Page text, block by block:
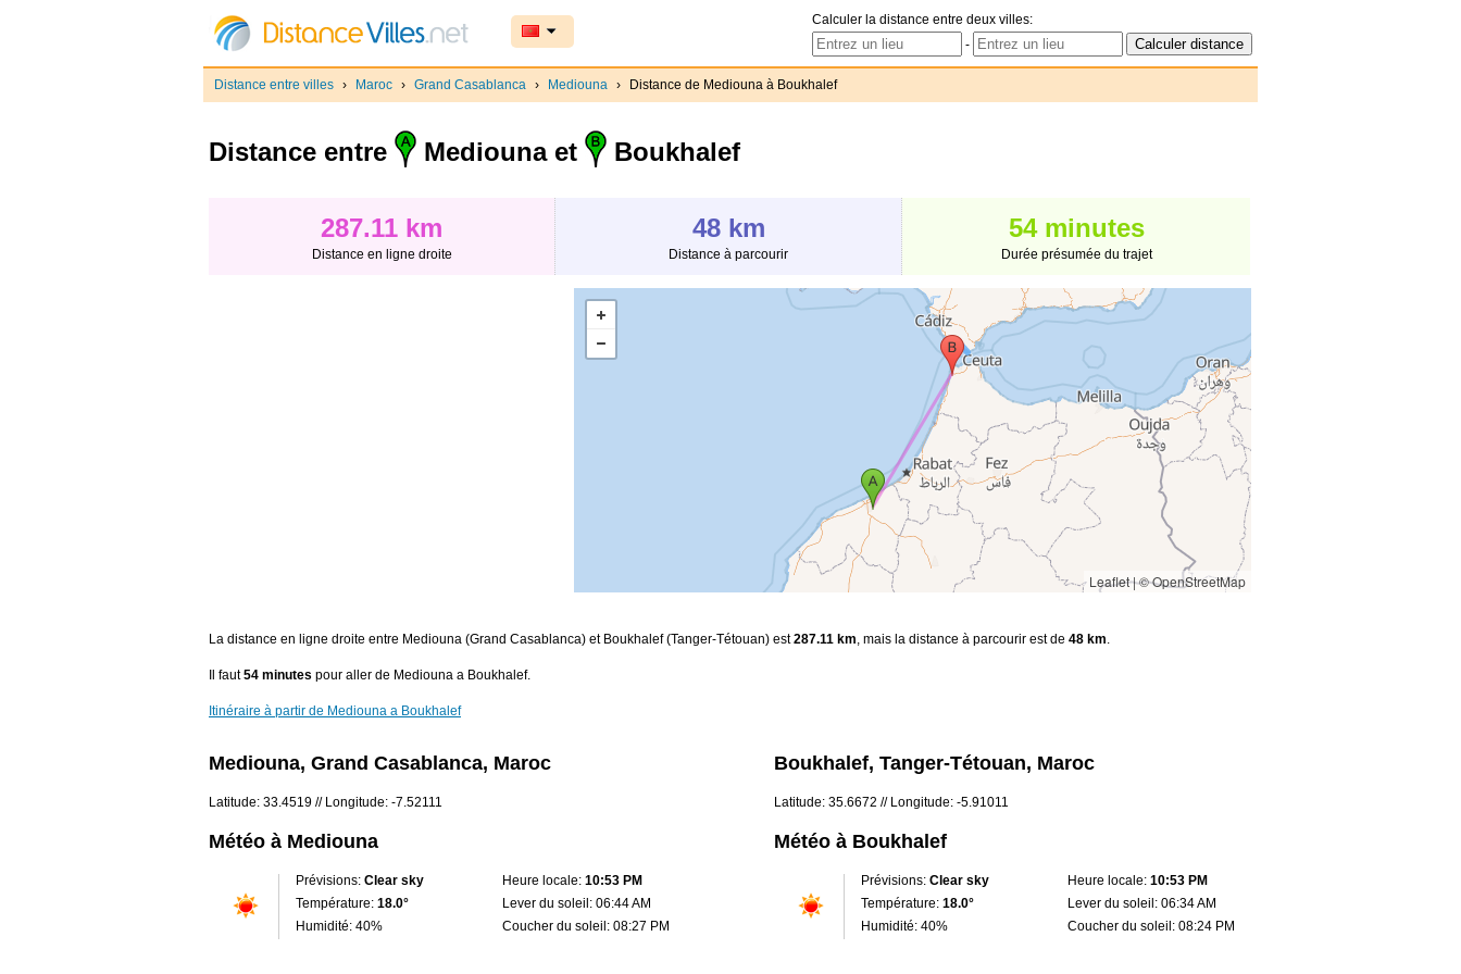
Calculer la distance entre deux villes:
-
Distance entre villes › Maroc › Grand Casablanca › Mediouna › Distance de Mediouna à Boukhalef
Distance entre Mediouna et Boukhalef
287.11 km
Distance en ligne droite
48 km
Distance à parcourir
54 minutes
Durée présumée du trajet
Leaflet|© OpenStreetMap
La distance en ligne droite entre Mediouna (Grand Casablanca) et Boukhalef (Tanger-Tétouan) est287.11 km, mais la distance à parcourir est de 48 km.
Il faut54 minutes pour aller de Mediouna a Boukhalef.
Itinéraire à partir de Mediouna a Boukhalef
Mediouna, Grand Casablanca, Maroc
Latitude: 33.4519 // Longitude: -7.52111
Météo à Mediouna
Prévisions: Clear sky
Température: 18.0°
Humidité: 40%
Heure locale: 10:53 PM
Lever du soleil: 06:44 AM
Coucher du soleil: 08:27 PM
Boukhalef, Tanger-Tétouan, Maroc
Latitude: 35.6672 // Longitude: -5.91011
Météo à Boukhalef
Prévisions: Clear sky
Température: 18.0°
Humidité: 40%
Heure locale: 10:53 PM
Lever du soleil: 06:34 AM
Coucher du soleil: 08:24 PM